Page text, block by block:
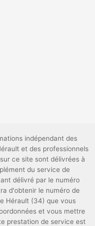
indépendant des
et des professionnels
ce site sont délivrées à
du service de
délivré par le numéro
d'obtenir le numéro de
Hérault (34) que vous
et vous mettre
prestation de service est